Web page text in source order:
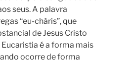
seus. A palavra
“eu-cháris”, que
de Jesus Cristo
é a forma mais
ocorre de forma